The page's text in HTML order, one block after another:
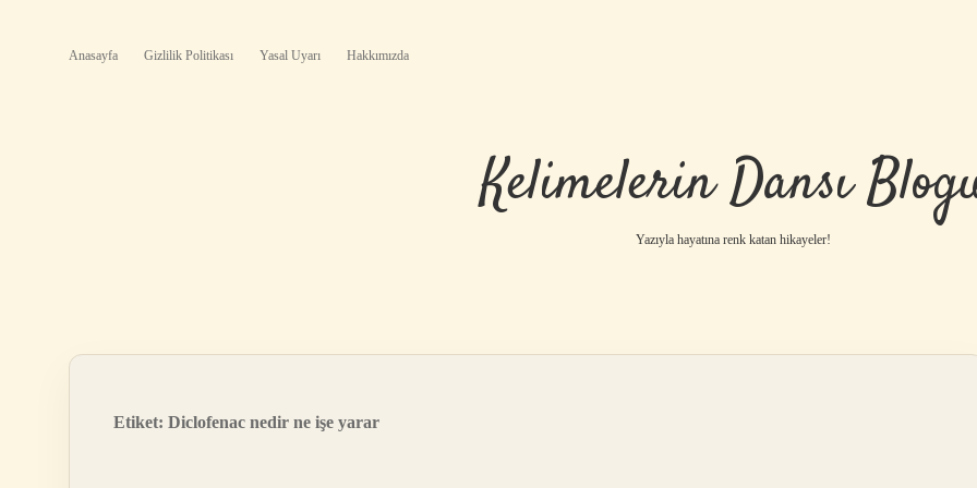
Anasayfa Gizlilik Politikası Yasal Uyarı Hakkımızda
Kelimelerin Dansı
Yazıyla hayatına renk katan hikayeler!
Etiket: Diclofenac nedir ne işe yarar